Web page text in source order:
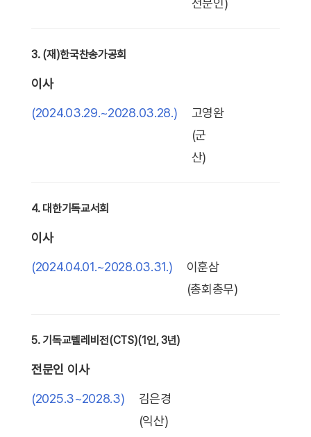
3. (재)한국찬송가공회
이사
(2024.03.29.~2028.03.28.)
고영완
(군
산)
4. 대한기독교서회
이사
(2024.04.01.~2028.03.31.)
이훈삼
(총회총무)
5. 기독교텔레비전(CTS)(1인, 3년)
전문인 이사
(2025.3~2028.3)
김은경
(익산)